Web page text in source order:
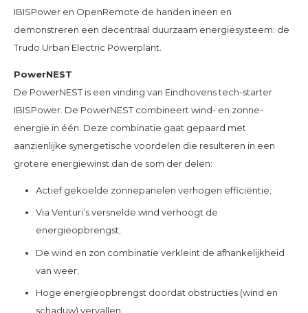
IBISPower en OpenRemote de handen ineen en
demonstreren een decentraal duurzaam energiesysteem: de
Trudo Urban Electric Powerplant.
PowerNEST
De PowerNEST is een vinding van Eindhovens tech-starter
IBISPower. De PowerNEST combineert wind- en zonne-
energie in één. Deze combinatie gaat gepaard met
aanzienlijke synergetische voordelen die resulteren in een
grotere energiewinst dan de som der delen:
Actief gekoelde zonnepanelen verhogen efficiëntie;
Via Venturi’s versnelde wind verhoogt de
energieopbrengst;
De wind en zon combinatie verkleint de afhankelijkheid
van weer;
Hoge energieopbrengst doordat obstructies (wind en
schaduw) vervallen;